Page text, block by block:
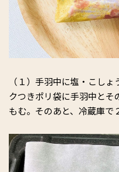
（１）手羽中に塩・こし
クつきポリ袋に手羽中とそ
もむ。そのあと、冷蔵庫で